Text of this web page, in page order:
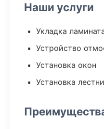
Наши услуги
Укладка
Устройство
Установка окон
Установка